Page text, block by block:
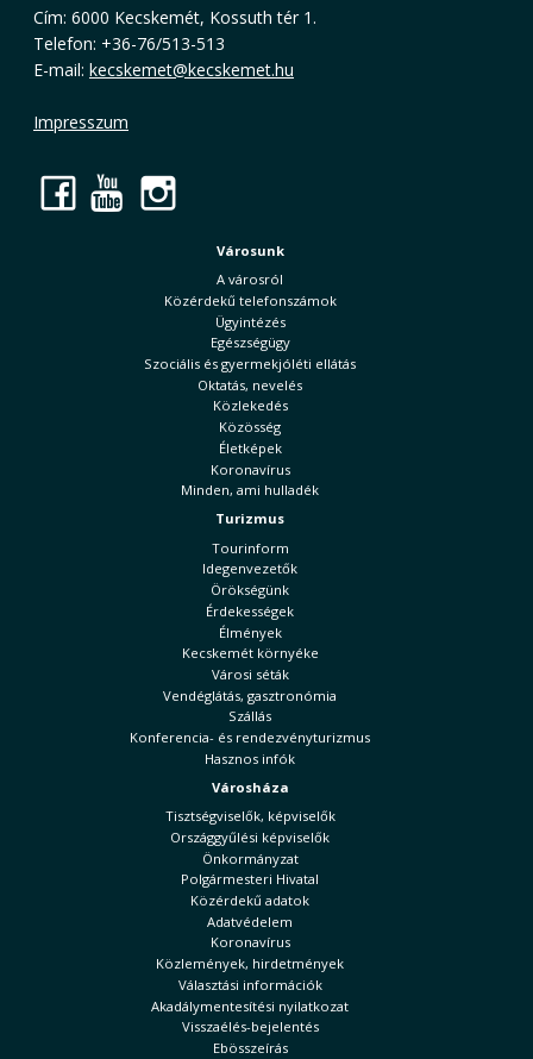
Cím: 6000 Kecskemét, Kossuth tér 1.
Telefon: +36-76/513-513
E-mail: kecskemet@kecskemet.hu
Impresszum
Facebook
YouTube
Városunk
A városról
Közérdekű telefonszámok
Ügyintézés
Egészségügy
Szociális és gyermekjóléti ellátás
Oktatás, nevelés
Közlekedés
Közösség
Életképek
Koronavírus
Minden, ami hulladék
Turizmus
Tourinform
Idegenvezetők
Örökségünk
Érdekességek
Élmények
Kecskemét környéke
Városi séták
Vendéglátás, gasztronómia
Szállás
Konferencia- és rendezvényturizmus
Hasznos infók
Városháza
Tisztségviselők, képviselők
Országgyűlési képviselők
Önkormányzat
Polgármesteri Hivatal
Közérdekű adatok
Adatvédelem
Koronavírus
Közlemények, hirdetmények
Választási információk
Akadálymentesítési nyilatkozat
Visszaélés-bejelentés
Ebösszeírás